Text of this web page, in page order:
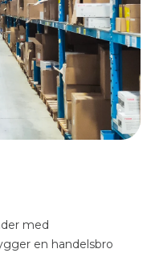
med
en handelsbro